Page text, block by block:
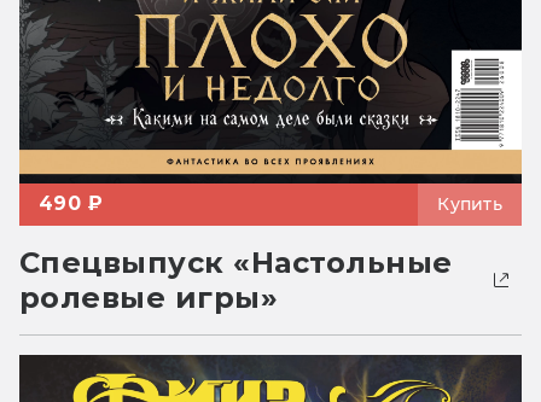
490 ₽ Купить
Спецвыпуск «Настольные
ролевые игры»